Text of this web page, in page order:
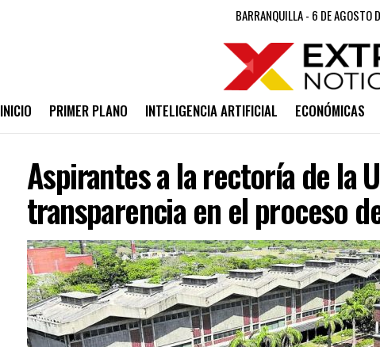
BARRANQUILLA - 6 DE AGOSTO
INICIO PRIMER PLANO INTELIGENCIA ARTIFICIAL ECONÓMICAS
Aspirantes a la rectoría de la
transparencia en el proceso